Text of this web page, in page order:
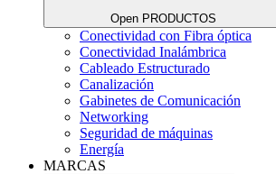
Open PRODUCTOS
Conectividad con Fibra óptica
Conectividad Inalámbrica
Cableado Estructurado
Canalización
Gabinetes de Comunicación
Networking
Seguridad de máquinas
Energía
MARCAS